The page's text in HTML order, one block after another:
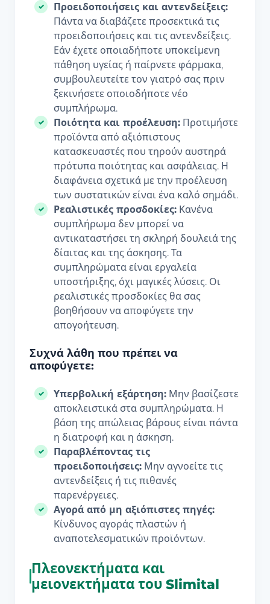
Προειδοποιήσεις και αντενδείξεις:
Πάντα να διαβάζετε προσεκτικά τις
προειδοποιήσεις και τις αντενδείξεις.
Εάν έχετε οποιαδήποτε υποκείμενη
πάθηση υγείας ή παίρνετε φάρμακα,
συμβουλευτείτε τον γιατρό σας πριν
ξεκινήσετε οποιοδήποτε νέο
συμπλήρωμα.
Ποιότητα και προέλευση: Προτιμήστε
προϊόντα από αξιόπιστους
κατασκευαστές που τηρούν αυστηρά
πρότυπα ποιότητας και ασφάλειας. Η
διαφάνεια σχετικά με την προέλευση
των συστατικών είναι ένα καλό σημάδι.
Ρεαλιστικές προσδοκίες: Κανένα
συμπλήρωμα δεν μπορεί να
αντικαταστήσει τη σκληρή δουλειά της
δίαιτας και της άσκησης. Τα
συμπληρώματα είναι εργαλεία
υποστήριξης, όχι μαγικές λύσεις. Οι
ρεαλιστικές προσδοκίες θα σας
βοηθήσουν να αποφύγετε την
απογοήτευση.
Συχνά λάθη που πρέπει να
αποφύγετε:
Υπερβολική εξάρτηση: Μην βασίζεστε
αποκλειστικά στα συμπληρώματα. Η
βάση της απώλειας βάρους είναι πάντα
η διατροφή και η άσκηση.
Παραβλέποντας τις
προειδοποιήσεις: Μην αγνοείτε τις
αντενδείξεις ή τις πιθανές
παρενέργειες.
Αγορά από μη αξιόπιστες πηγές:
Κίνδυνος αγοράς πλαστών ή
αναποτελεσματικών προϊόντων.
Πλεονεκτήματα και
μειονεκτήματα του Slimital